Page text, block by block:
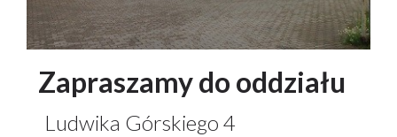
Zapraszamy do oddziału
Ludwika Górskiego 4